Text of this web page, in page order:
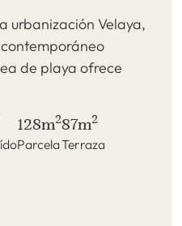
urbanización Velaya,
de playa ofrece
128m2
Parcela
87m2
Terraza